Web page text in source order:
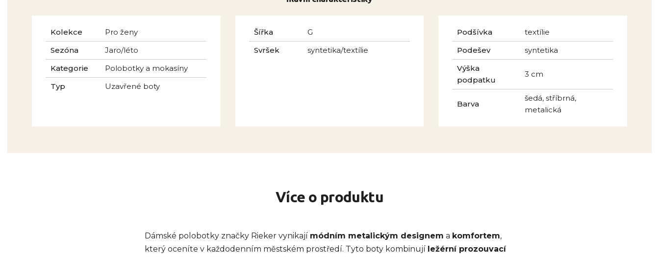
Kolekce
Pro ženy
Sezóna
Jaro/léto
Kategorie
Polobotky a mokasíny
Typ
Uzavřené boty
Šířka
G
Svršek
syntetika/textílie
Podšívka
textílie
Podešev
syntetika
Výška
podpatku
3 cm
Barva
šedá, stříbrná,
metalická
Více o produktu
Dámské polobotky značky Rieker vynikají módním metalickým designem a komfortem,
který oceníte v každodenním městském prostředí. Tyto boty kombinují ležérní prozouvací